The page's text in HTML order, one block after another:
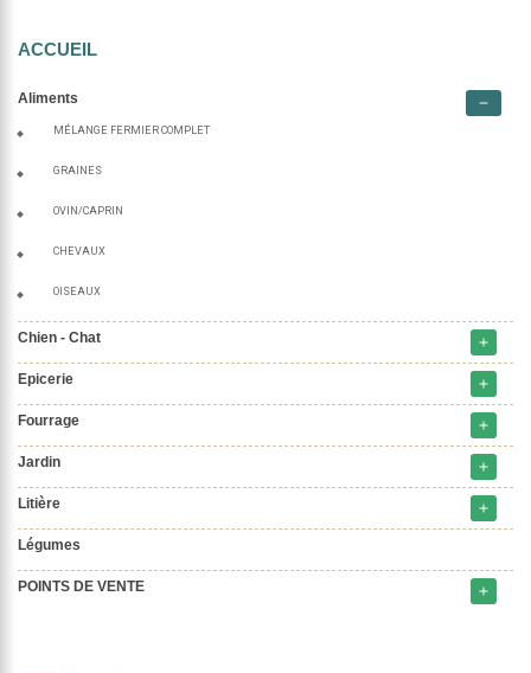
ACCUEIL
Aliments remove
MÉLANGE FERMIER COMPLET
GRAINES
OVIN/CAPRIN
CHEVAUX
OISEAUX
Chien - Chat add
Epicerie add
Fourrage add
Jardin add
Litière add
Légumes
POINTS DE VENTE add